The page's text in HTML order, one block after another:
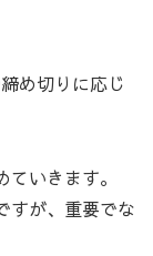
め切りに応じ
いきます。
すが、重要でな